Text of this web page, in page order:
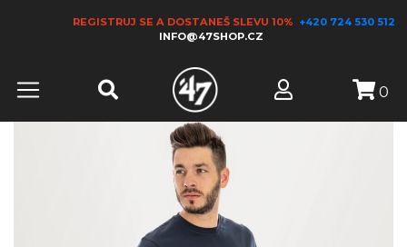
REGISTRUJ SE A DOSTANEŠ SLEVU 10% +420 724 530 512
INFO@47SHOP.CZ
0